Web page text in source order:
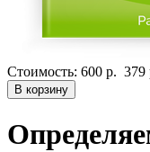
Стоимость: 600 р. 379
В корзину